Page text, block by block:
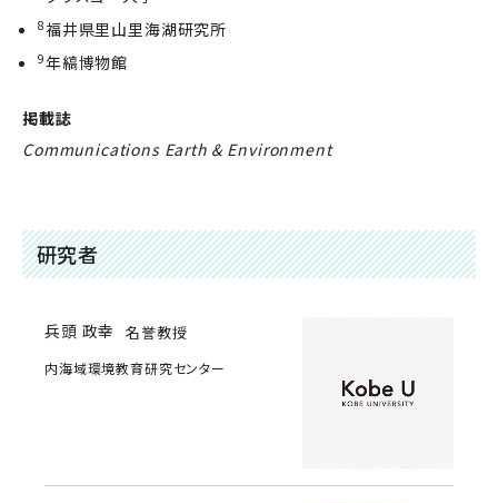
8福井県里山里海湖研究所
9年縞博物館
掲載誌
Communications Earth & Environment
研究者
兵頭 政幸 名誉教授
内海域環境教育研究センター